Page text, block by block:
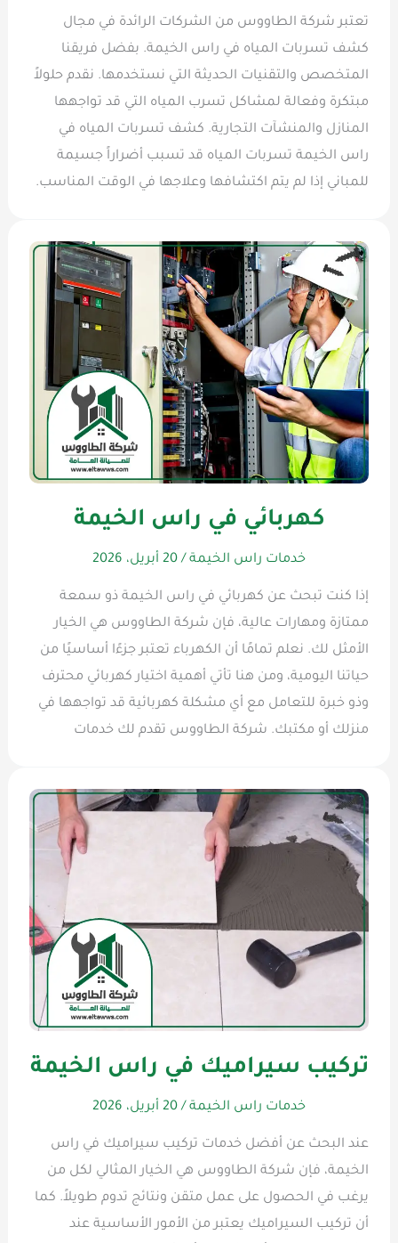
تعتبر شركة الطاووس من الشركات الرائدة في مجال
كشف تسربات المياه في راس الخيمة. بفضل فريقنا
المتخصص والتقنيات الحديثة التي نستخدمها. نقدم حلولاً
مبتكرة وفعالة لمشاكل تسرب المياه التي قد تواجهها
المنازل والمنشآت التجارية. كشف تسربات المياه في
راس الخيمة تسربات المياه قد تسبب أضراراً جسيمة
للمباني إذا لم يتم اكتشافها وعلاجها في الوقت المناسب.
كهربائي في راس الخيمة
خدمات راس الخيمة /20 أبريل، 2026
إذا كنت تبحث عن كهربائي في راس الخيمة ذو سمعة
ممتازة ومهارات عالية، فإن شركة الطاووس هي الخيار
الأمثل لك. نعلم تمامًا أن الكهرباء تعتبر جزءًا أساسيًا من
حياتنا اليومية، ومن هنا تأتي أهمية اختيار كهربائي محترف
وذو خبرة للتعامل مع أي مشكلة كهربائية قد تواجهها في
منزلك أو مكتبك. شركة الطاووس تقدم لك خدمات
تركيب سيراميك في راس الخيمة
خدمات راس الخيمة /20 أبريل، 2026
عند البحث عن أفضل خدمات تركيب سيراميك في راس
الخيمة، فإن شركة الطاووس هي الخيار المثالي لكل من
يرغب في الحصول على عمل متقن ونتائج تدوم طويلاً. كما
أن تركيب السيراميك يعتبر من الأمور الأساسية عند